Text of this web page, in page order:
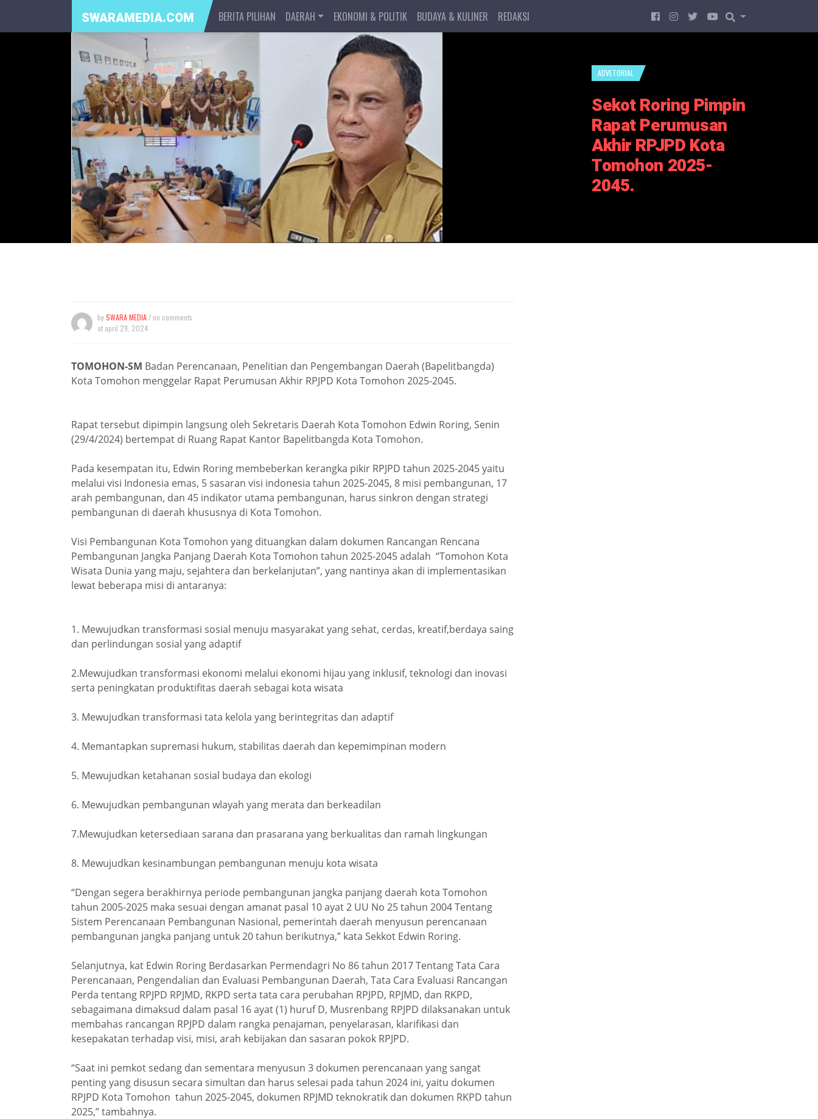
SWARAMEDIA.COM BERITA PILIHAN DAERAH EKONOMI & POLITIK BUDAYA & KULINER REDAKSI
ADVETORIAL
Sekot Roring Pimpin
Rapat Perumusan
Akhir RPJPD Kota
Tomohon 2025-
2045.
bySWARA MEDIA / no comments
at april 29, 2024
TOMOHON-SM Badan Perencanaan, Penelitian dan Pengembangan Daerah (Bapelitbangda)
Kota Tomohon menggelar Rapat Perumusan Akhir RPJPD Kota Tomohon 2025-2045.
Rapat tersebut dipimpin langsung oleh Sekretaris Daerah Kota Tomohon Edwin Roring, Senin
(29/4/2024) bertempat di Ruang Rapat Kantor Bapelitbangda Kota Tomohon.
Pada kesempatan itu, Edwin Roring membeberkan kerangka pikir RPJPD tahun 2025-2045 yaitu
melalui visi Indonesia emas, 5 sasaran visi indonesia tahun 2025-2045, 8 misi pembangunan, 17
arah pembangunan, dan 45 indikator utama pembangunan, harus sinkron dengan strategi
pembangunan di daerah khususnya di Kota Tomohon.
Visi Pembangunan Kota Tomohon yang dituangkan dalam dokumen Rancangan Rencana
Pembangunan Jangka Panjang Daerah Kota Tomohon tahun 2025-2045 adalah “Tomohon Kota
Wisata Dunia yang maju, sejahtera dan berkelanjutan”, yang nantinya akan di implementasikan
lewat beberapa misi di antaranya:
1. Mewujudkan transformasi sosial menuju masyarakat yang sehat, cerdas, kreatif,berdaya saing
dan perlindungan sosial yang adaptif
2.Mewujudkan transformasi ekonomi melalui ekonomi hijau yang inklusif, teknologi dan inovasi
serta peningkatan produktifitas daerah sebagai kota wisata
3. Mewujudkan transformasi tata kelola yang berintegritas dan adaptif
4. Memantapkan supremasi hukum, stabilitas daerah dan kepemimpinan modern
5. Mewujudkan ketahanan sosial budaya dan ekologi
6. Mewujudkan pembangunan wlayah yang merata dan berkeadilan
7.Mewujudkan ketersediaan sarana dan prasarana yang berkualitas dan ramah lingkungan
8. Mewujudkan kesinambungan pembangunan menuju kota wisata
“Dengan segera berakhirnya periode pembangunan jangka panjang daerah kota Tomohon
tahun 2005-2025 maka sesuai dengan amanat pasal 10 ayat 2 UU No 25 tahun 2004 Tentang
Sistem Perencanaan Pembangunan Nasional, pemerintah daerah menyusun perencanaan
pembangunan jangka panjang untuk 20 tahun berikutnya,” kata Sekkot Edwin Roring.
Selanjutnya, kat Edwin Roring Berdasarkan Permendagri No 86 tahun 2017 Tentang Tata Cara
Perencanaan, Pengendalian dan Evaluasi Pembangunan Daerah, Tata Cara Evaluasi Rancangan
Perda tentang RPJPD RPJMD, RKPD serta tata cara perubahan RPJPD, RPJMD, dan RKPD,
sebagaimana dimaksud dalam pasal 16 ayat (1) huruf D, Musrenbang RPJPD dilaksanakan untuk
membahas rancangan RPJPD dalam rangka penajaman, penyelarasan, klarifikasi dan
kesepakatan terhadap visi, misi, arah kebijakan dan sasaran pokok RPJPD.
“Saat ini pemkot sedang dan sementara menyusun 3 dokumen perencanaan yang sangat
penting yang disusun secara simultan dan harus selesai pada tahun 2024 ini, yaitu dokumen
RPJPD Kota Tomohon tahun 2025-2045, dokumen RPJMD teknokratik dan dokumen RKPD tahun
2025,” tambahnya.